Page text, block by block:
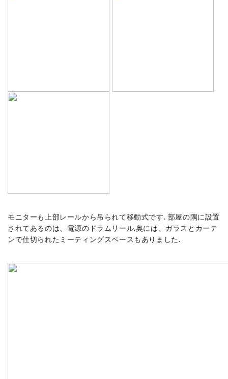
モニターも上部レールから吊られて移動式です. 部屋の隅に設置
されてあるのは、電源のドラムリール.奥には、ガラスとカーテ
ンで仕切られたミーティングスペースもありました.